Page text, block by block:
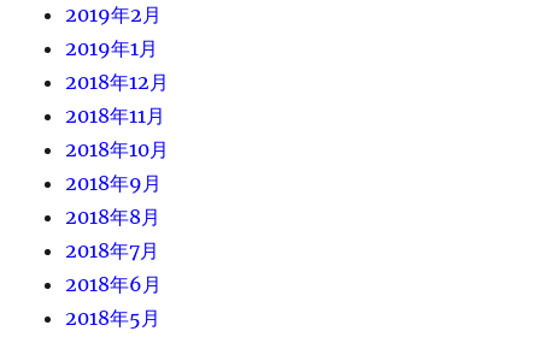
2019年2月
2019年1月
2018年12月
2018年11月
2018年10月
2018年9月
2018年8月
2018年7月
2018年6月
2018年5月